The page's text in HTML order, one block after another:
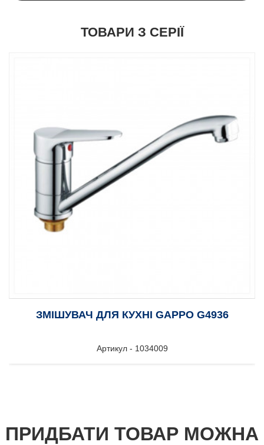
ТОВАРИ З СЕРІЇ
ЗМІШУВАЧ ДЛЯ КУХНІ GAPPO G4936
Артикул - 1034009
ПРИДБАТИ ТОВАР МОЖНА